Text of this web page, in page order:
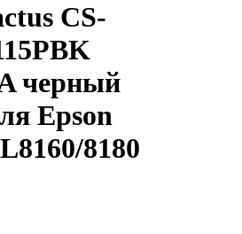
CS-
черный
Epson
8180